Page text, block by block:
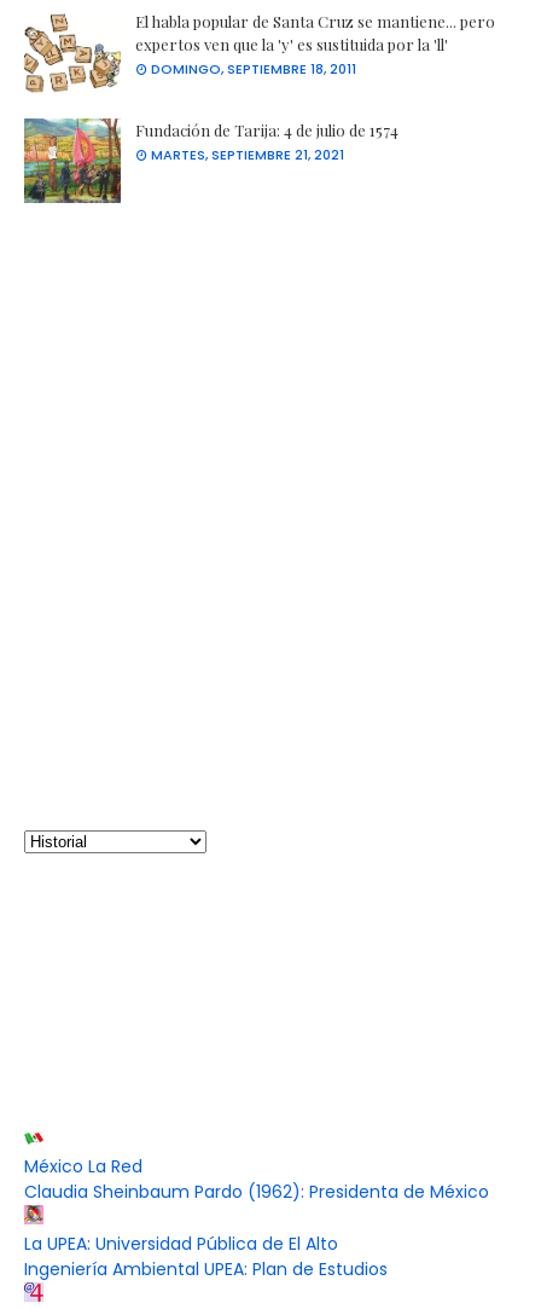
El habla popular de Santa Cruz se mantiene... pero
expertos ven que la 'y' es sustituida por la 'll'
DOMINGO, SEPTIEMBRE 18, 2011
Fundación de Tarija: 4 de julio de 1574
MARTES, SEPTIEMBRE 21, 2021
México La Red
Claudia Sheinbaum Pardo (1962): Presidenta de México
La UPEA: Universidad Pública de El Alto
Ingeniería Ambiental UPEA: Plan de Estudios